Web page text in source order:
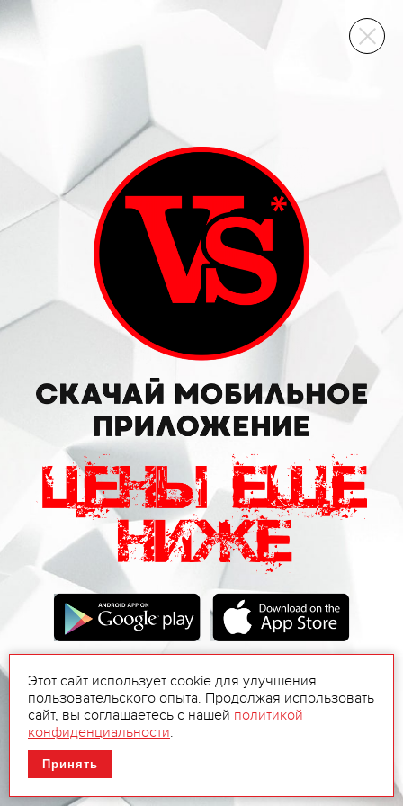
ВИННЫЙ СКЛАД
Этот сайт использует cookie для улучшения
пользовательского опыта. Продолжая использовать
сайт, вы соглашаетесь с нашей политикой
конфиденциальности.
Принять